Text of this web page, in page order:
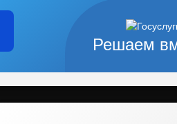
Решаем